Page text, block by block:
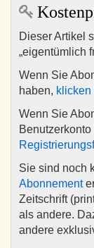
Dieser Artikel
„eigentümlich
Wenn Sie
haben, klicken
Wenn Sie
Sie sind noch
Abonnement
Zeitschrift
als andere.
andere